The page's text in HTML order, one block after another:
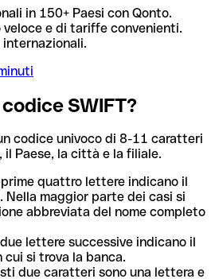
in 150+ Paesi con Qonto.
e di tariffe convenienti.
SWIFT?
codice univoco di 8-11 caratteri
Paese, la città e la filiale.
quattro lettere indicano il
Nella maggior parte dei casi si
abbreviata del nome completo
lettere successive indicano il
cui si trova la banca.
due caratteri sono una lettera e